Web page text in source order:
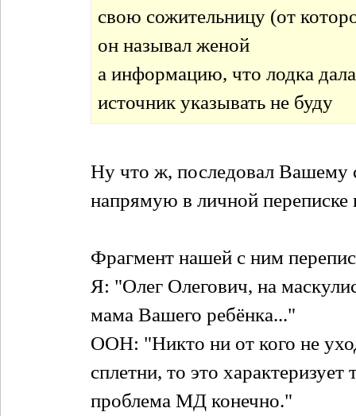
свою сожительницу (от
он называл женой
а информацию, что лодка
источник указывать не буду
Ну что ж, последовал Вашему
напрямую в личной переписке
Фрагмент нашей с ним
Я: "Олег Олегович, на
мама Вашего ребёнка..."
ООН: "Никто ни от кого не
сплетни, то это
проблема МД конечно."